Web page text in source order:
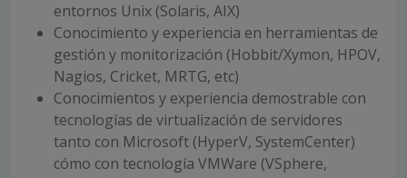
entornos Unix (Solaris, AIX)
Conocimiento y experiencia en herramientas de
gestión y monitorización (Hobbit/Xymon, HPOV,
Nagios, Cricket, MRTG, etc)
Conocimientos y experiencia demostrable con
tecnologías de virtualización de servidores
tanto con Microsoft (HyperV, SystemCenter)
cómo con tecnología VMWare (VSphere,